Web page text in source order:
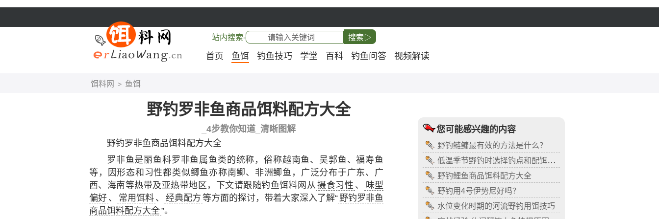
站内搜索- 搜索▷
首页 鱼饵 钓鱼技巧 学堂 百科 钓鱼问答 视频解读
饵料网 > 鱼饵
野钓罗非鱼商品饵料配方大全
_4步教你知道_清晰图解
野钓罗非鱼商品饵料配方大全
罗非鱼是丽鱼科罗非鱼属鱼类的统称，俗称越南鱼、吴郭鱼、福寿鱼
等，因形态和习性都类似鲫鱼亦称南鲫、非洲鲫鱼，广泛分布于广东、广
西、海南等热带及亚热带地区，下文请跟随钓鱼饵料网从 摄食习性 、
味型
偏好 、 常用饵料 、 经典配方 等方面的探讨，带着大家深入了解“ 野钓罗非鱼
商品饵料配方大全”。
您可能感兴趣的内容
野钓鲢鳙最有效的方法是什么？
低温季节野钓时选择钓点和配饵技巧
野钓鲤鱼商品饵料配方大全
野钓用4号伊势尼好吗？
水位变化时期的河流野钓用饵技巧